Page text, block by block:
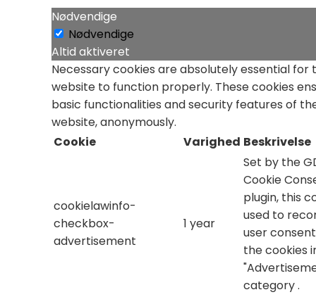
Nødvendige
Nødvendige
Altid aktiveret
Necessary cookies are absolutely essential for
website to function properly. These cookies
basic functionalities and security features of
website, anonymously.
Cookie
Varighed Beskrivelse
cookielawinfo-
checkbox-
advertisement
1 year
Set by the
Cookie
plugin, this
used to
user
the cookies
category .